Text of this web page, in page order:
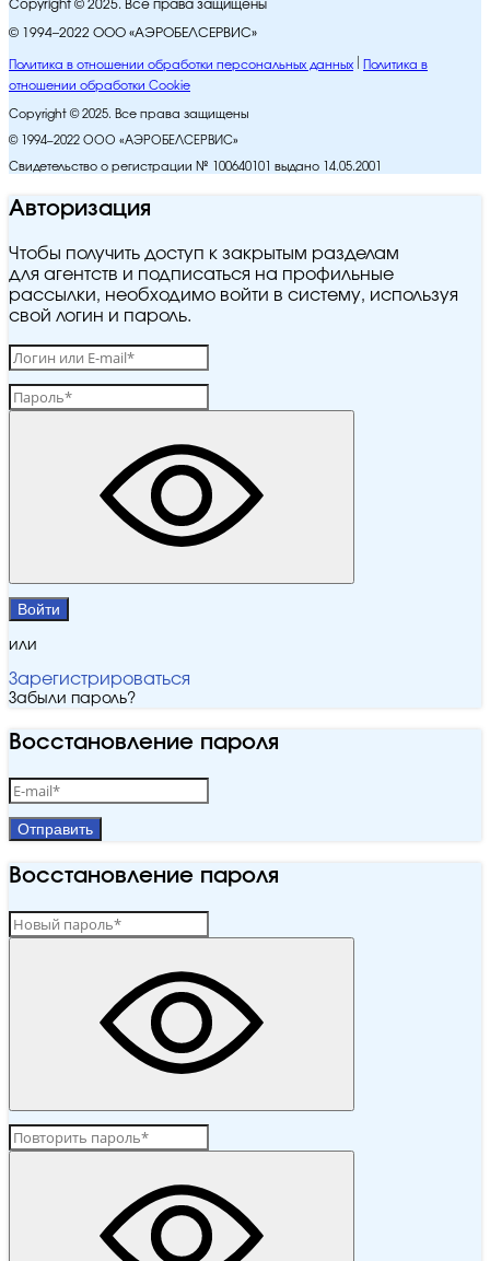
Copyright © 2025. Все права защищены
© 1994–2022 ООО «АЭРОБЕЛСЕРВИС»
Политика в отношении обработки персональных данных
Политика в
отношении обработки Cookie
Copyright © 2025. Все права защищены
© 1994–2022 ООО «АЭРОБЕЛСЕРВИС»
Свидетельство о регистрации № 100640101 выдано 14.05.2001
Авторизация
Чтобы получить доступ к закрытым разделам
для агентств и подписаться на профильные
рассылки, необходимо войти в систему, используя
свой логин и пароль.
Войти
или
Зарегистрироваться
Забыли пароль?
Восстановление пароля
Отправить
Восстановление пароля